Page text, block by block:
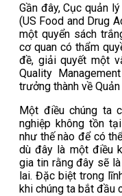
Gần đây, Cục quản
(US Food and Drug
một quyển sách
cơ quan có thẩm
đề, giải quyết một
Quality
trưởng thành về
Một điều chúng ta
nghiệp không tồn
như thế nào để có
dù đây là một điều
gia tin rằng đây sẽ
lai. Đặc biệt trong
khi chúng ta bắt đầu